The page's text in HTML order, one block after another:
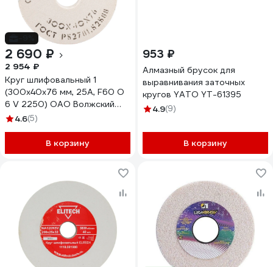
2 690 ₽
2 954 ₽
Круг шлифовальный 1
(300x40x76 мм, 25А, F60 O
6 V 2250) ОАО Волжский
абразивный завод Н0017826
4.6(5)
В корзину
953 ₽
Алмазный брусок для
выравнивания заточных
кругов YATO YT-61395
4.9(9)
В корзину